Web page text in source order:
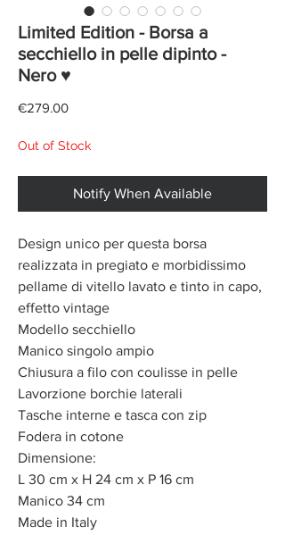
Limited Edition - Borsa a
secchiello in pelle dipinto -
Nero ♥
€279.00Price
Out of Stock
Notify When Available
Design unico per questa borsa
realizzata in pregiato e morbidissimo
pellame di vitello lavato e tinto in capo,
effetto vintage
Modello secchiello
Manico singolo ampio
Chiusura a filo con coulisse in pelle
Lavorzione borchie laterali
Tasche interne e tasca con zip
Fodera in cotone
Dimensione:
L 30 cm x H 24 cm x P 16 cm
Manico 34 cm
Made in Italy